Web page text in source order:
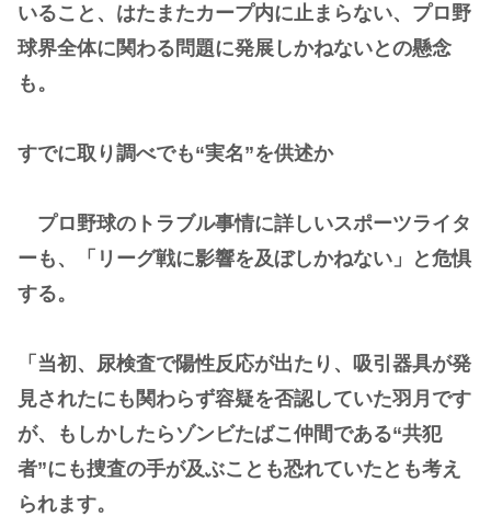
いること、はたまたカープ内に止まらない、プロ野
球界全体に関わる問題に発展しかねないとの懸念
も。
すでに取り調べでも“実名”を供述か
プロ野球のトラブル事情に詳しいスポーツライタ
ーも、「リーグ戦に影響を及ぼしかねない」と危惧
する。
「当初、尿検査で陽性反応が出たり、吸引器具が発
見されたにも関わらず容疑を否認していた羽月です
が、もしかしたらゾンビたばこ仲間である“共犯
者”にも捜査の手が及ぶことも恐れていたとも考え
られます。